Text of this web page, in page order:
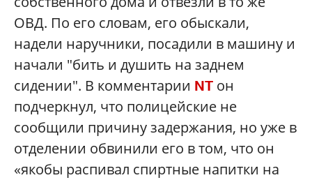
ОВД. По его словам, его обыскали,
надели наручники, посадили в машину и
начали "бить и душить на заднем
сидении". В комментарии NT он
подчеркнул, что полицейские не
сообщили причину задержания, но уже в
отделении обвинили его в том, что он
«якобы распивал спиртные напитки на